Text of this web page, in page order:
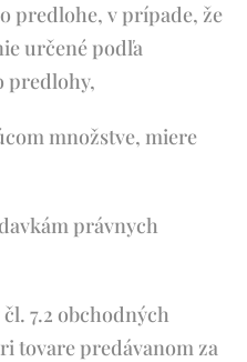
predlohe, v prípade, že
určené podľa
predlohy,
množstve, miere
právnych
7.2 obchodných
tovare predávanom za